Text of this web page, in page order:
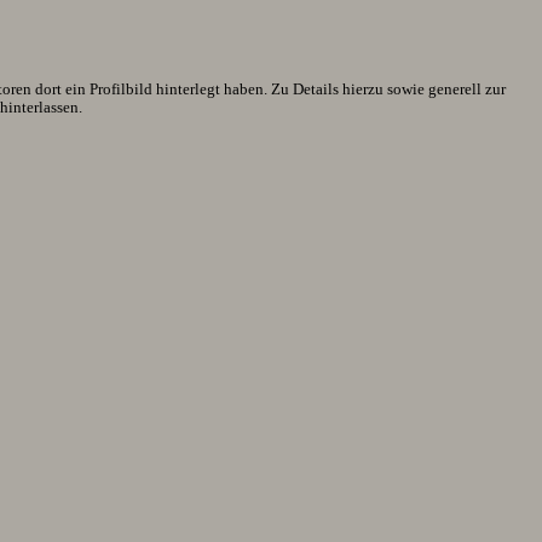
dort ein Profilbild hinterlegt haben. Zu Details hierzu sowie generell zur